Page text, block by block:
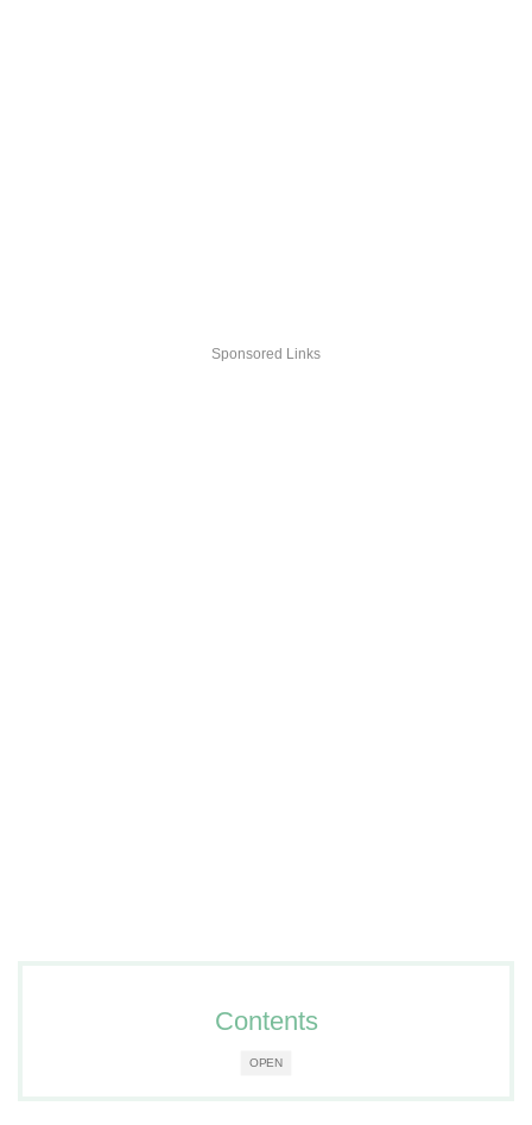
Sponsored Links
OPEN
Contents